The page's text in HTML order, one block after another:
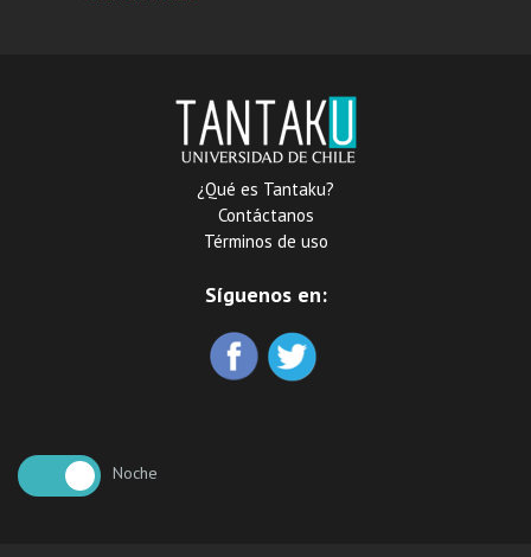
¿Qué es Tantaku?
Contáctanos
Términos de uso
Síguenos en:
Noche